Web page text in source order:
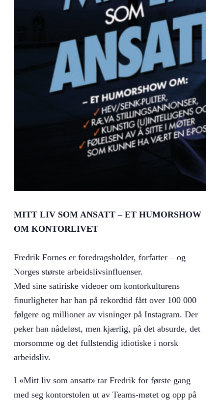
MITT LIV SOM ANSATT – ET HUMORSHOW
OM KONTORLIVET
Fredrik Fornes er foredragsholder, forfatter – og
Norges største arbeidslivsinfluenser.
Med sine satiriske videoer om kontorkulturens
finurligheter har han på rekordtid fått over 100 000
følgere og millioner av visninger på Instagram. Der
peker han nådeløst, men kjærlig, på det absurde, det
morsomme og det fullstendig idiotiske i norsk
arbeidsliv.
I «Mitt liv som ansatt» tar Fredrik for første gang
med seg kontorstolen ut av Teams-møtet og opp på